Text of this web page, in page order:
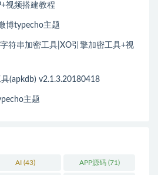
视频搭建教程
博typecho主题
符串加密工具|XO引擎加密工具+视
(apkdb) v2.1.3.20180418
主题
AI (43) APP源码(71)